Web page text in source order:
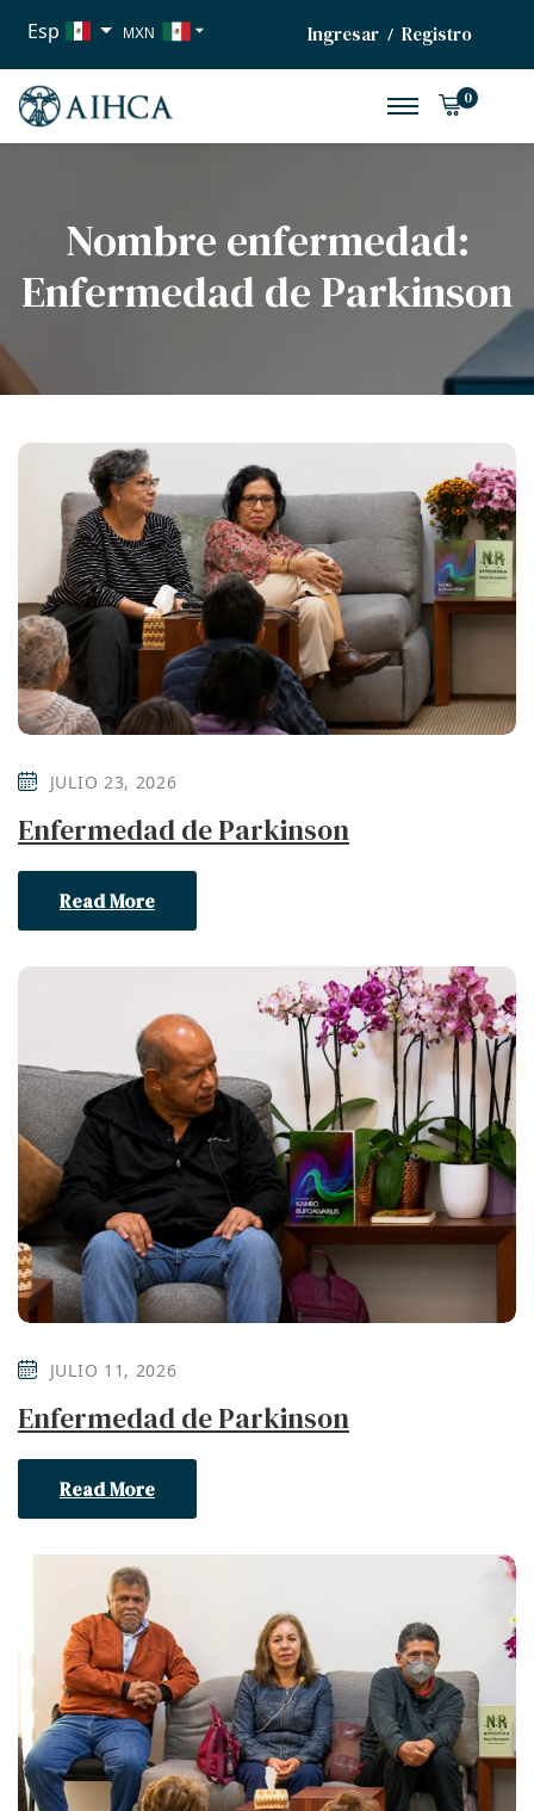
Esp MXN
EUR
Ingresar / Registro
0
Nombre enfermedad:
Enfermedad de Parkinson
JULIO 23, 2026
Enfermedad de Parkinson
Read More
JULIO 11, 2026
Enfermedad de Parkinson
Read More